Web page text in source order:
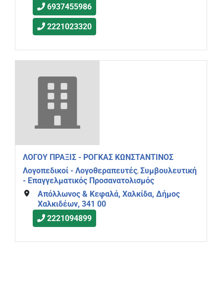
6937455986
2221023320
ΛΟΓΟΥ ΠΡΑΞΙΣ - ΡΟΓΚΑΣ ΚΩΝΣΤΑΝΤΙΝΟΣ
Λογοπεδικοί - Λογοθεραπευτές, Συμβουλευτική
- Επαγγελματικός Προσανατολισμός
Απόλλωνος & Κεφαλά, Χαλκίδα, Δήμος
Χαλκιδέων, 341 00
2221094899